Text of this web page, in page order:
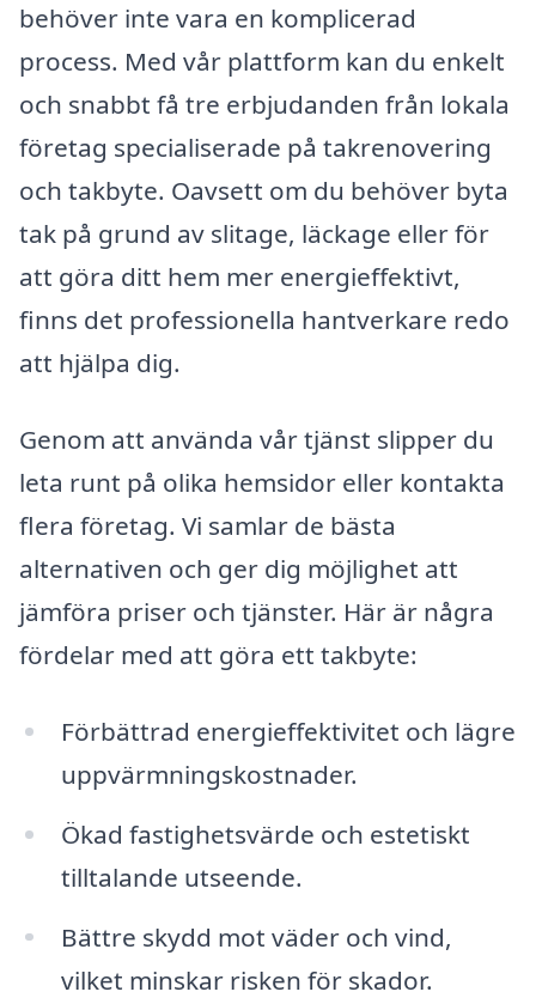
behöver inte vara en komplicerad
process. Med vår plattform kan du enkelt
och snabbt få tre erbjudanden från lokala
företag specialiserade på takrenovering
och takbyte. Oavsett om du behöver byta
tak på grund av slitage, läckage eller för
att göra ditt hem mer energieffektivt,
finns det professionella hantverkare redo
att hjälpa dig.
Genom att använda vår tjänst slipper du
leta runt på olika hemsidor eller kontakta
flera företag. Vi samlar de bästa
alternativen och ger dig möjlighet att
jämföra priser och tjänster. Här är några
fördelar med att göra ett takbyte:
Förbättrad energieffektivitet och lägre
uppvärmningskostnader.
Ökad fastighetsvärde och estetiskt
tilltalande utseende.
Bättre skydd mot väder och vind,
vilket minskar risken för skador.